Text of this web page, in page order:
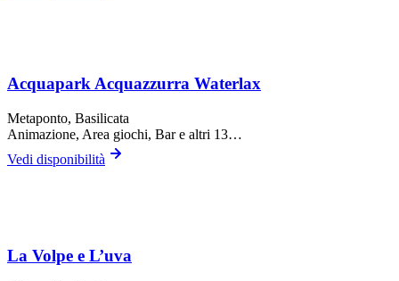
Acquapark Acquazzurra Waterlax
Metaponto, Basilicata
Animazione, Area giochi, Bare altri 13…
Vedi disponibilità
La Volpe e L’uva